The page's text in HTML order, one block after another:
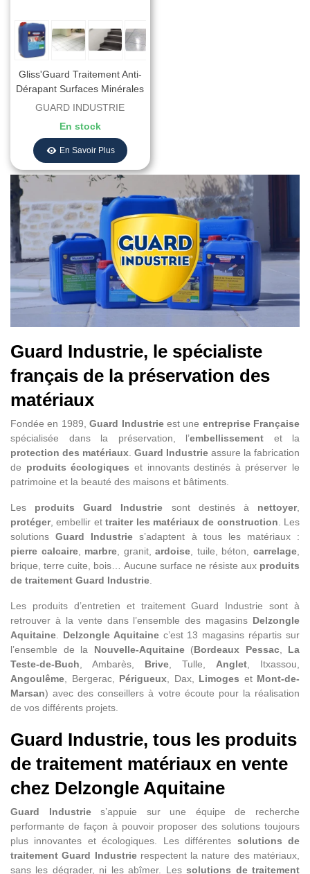
Gliss'Guard Traitement Anti-
Dérapant Surfaces Minérales
Glissantes
GUARD INDUSTRIE
En stock
En Savoir Plus
Guard Industrie, le spécialiste
français de la préservation des
matériaux
Fondée en 1989,Guard Industrieest une entreprise Française
spécialisée dans la préservation, l’embellissement et la
protection des matériaux Guard Industrie assure la fabrication
de produits écologiques et innovants destinés à préserver le
patrimoine et la beauté des maisons et bâtiments.
Les produits Guard Industrie sont destinés à nettoyer,
protéger, embellir ettraiter les matériaux de construction . Les
solutionsGuard Industrie s’adaptent à tous les matériaux :
pierre calcaire, marbre , granit,ardoise , tuile, béton,carrelage
brique, terre cuite, bois… Aucune surface ne résiste aux produits
de traitement Guard Industrie
Les produits d’entretien et traitement Guard Industrie sont à
retrouver à la vente dans l’ensemble des magasins Delzongle
Aquitaine
Delzongle Aquitainec’est 13 magasins répartis sur
l’ensemble de la Nouvelle-Aquitaine(Bordeaux Pessac, La
Teste-de-Buch , Ambarès, Brive , Tulle, Anglet , Itxassou,
Angoulême , Bergerac, Périgueux , Dax, Limoges et Mont-de-
Marsan) avec des conseillers à votre écoute pour la réalisation
de vos différents projets.
Guard Industrie, tous les produits
de traitement matériaux en vente
chez Delzongle Aquitaine
Guard Industries’appuie sur une équipe de recherche
performante de façon à pouvoir proposer des solutions toujours
plus innovantes et écologiques. Les différentes solutions de
traitement Guard Industrierespectent la nature des matériaux,
sans les dégrader, ni les abîmer. Lessolutions de traitement